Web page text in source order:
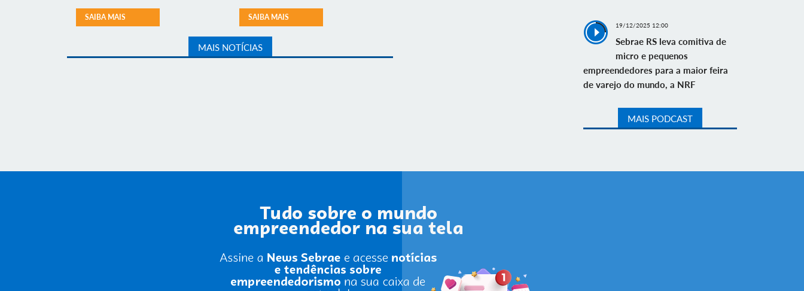
SAIBA MAIS SAIBA MAIS
MAIS NOTÍCIAS
19/12/2025 12:00
Sebrae RS leva comitiva de
micro e pequenos
empreendedores para a maior feira
de varejo do mundo, a NRF
MAIS PODCAST